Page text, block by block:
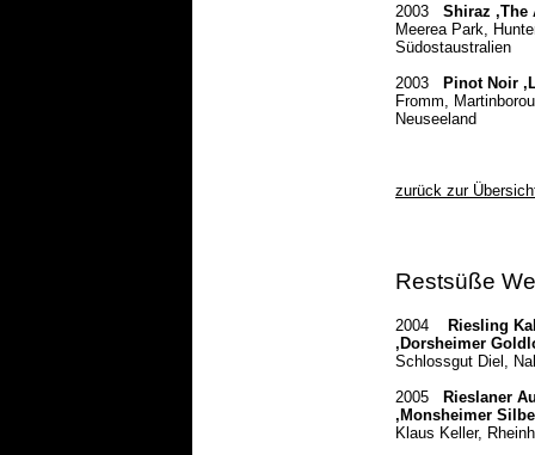
2003
Shiraz ‚The
Meerea Park,
Südostaustralien
2003
Pinot Noir
Fromm,
Neuseeland
zurück zur
Restsüße
2004
Riesling
‚Dorsheimer
Schlossgut Diel,
2005
Rieslaner
‚Monsheimer
Klaus Keller,